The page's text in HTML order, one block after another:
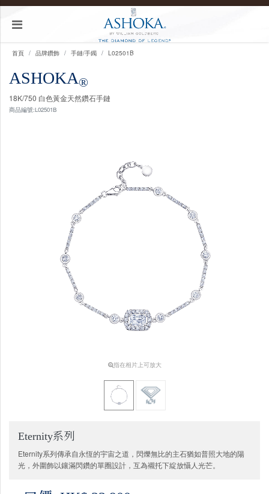
首頁 品牌鑽飾 手鏈/手鐲 L02501B
ASHOKA®
18K/750 白色黃金天然鑽石手鏈
商品編號:L02501B
指在相片上可放大
Eternity系列
Eternity系列傳承自永恆的宇宙之道，閃爍無比的主石猶如普照大地的陽
光，外圍飾以鑲滿閃鑽的單圈設計，互為襯托下綻放懾人光芒。